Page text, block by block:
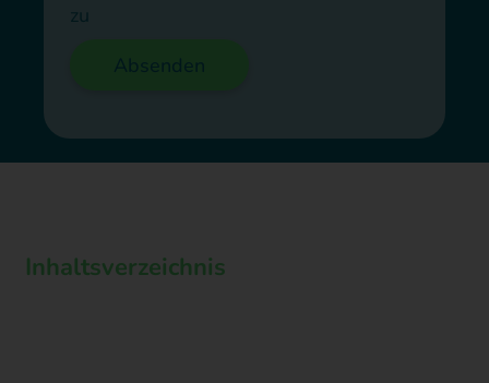
zu
Inhaltsverzeichnis